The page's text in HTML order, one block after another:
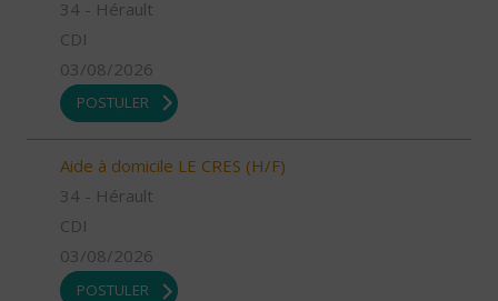
34 - Hérault
CDI
03/08/2026
POSTULER
Aide à domicile LE CRES (H/F)
34 - Hérault
CDI
03/08/2026
POSTULER